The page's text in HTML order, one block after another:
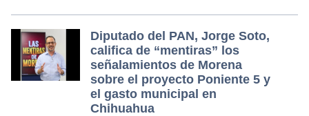
Diputado del PAN, Jorge Soto,
califica de “mentiras” los
señalamientos de Morena
sobre el proyecto Poniente 5 y
el gasto municipal en
Chihuahua